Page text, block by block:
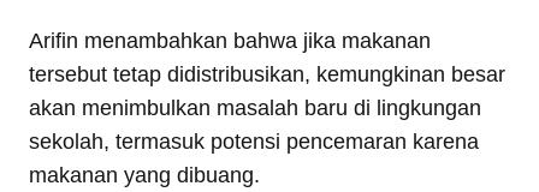
Arifin menambahkan bahwa jika makanan
tersebut tetap didistribusikan, kemungkinan besar
akan menimbulkan masalah baru di lingkungan
sekolah, termasuk potensi pencemaran karena
makanan yang dibuang.